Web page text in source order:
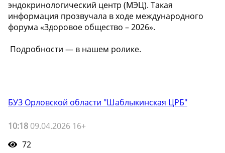
эндокринологический центр (МЭЦ). Такая
информация прозвучала в ходе международного
форума «Здоровое общество – 2026».
️ Подробности — в нашем ролике.
БУЗ Орловской области "Шаблыкинская ЦРБ"
10:18 09.04.2026 16+
72